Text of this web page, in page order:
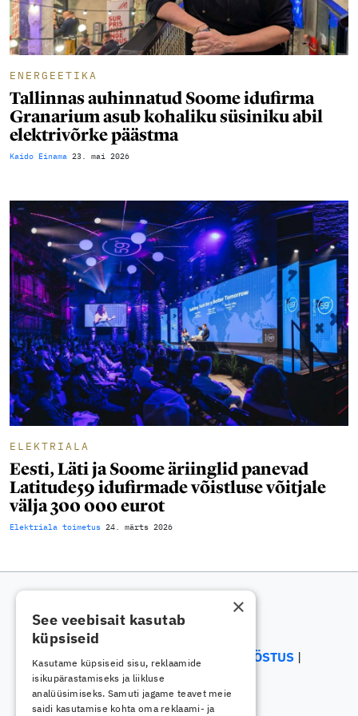
ENERGEETIKA
Tallinnas auhinnatud Soome idufirma
Granarium asub kohaliku süsiniku abil
elektrivõrke päästma
Kaido Einama 23. mai 2026
ELEKTRIALA
Eesti, Läti ja Soome äriinglid panevad
Latitude59 idufirmade võistluse võitjale
välja 300 000 eurot
Elektriala toimetus 24. märts 2026
ELEKTRIALA
ELEKTROONIKATÖÖSTUS
ENERGEETIKA
×
See veebisait kasutab
küpsiseid
Kasutame küpsiseid sisu, reklaamide
isikupärastamiseks ja liikluse
analüüsimiseks. Samuti jagame teavet meie
saidi kasutamise kohta oma reklaami- ja